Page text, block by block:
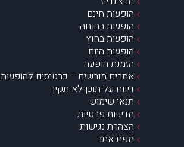
הופעות חינם
הופעות בהנחה
הופעות בחוץ
הופעות היום
הזמנת הופעה
אתרים מורשים – כרטיסים להופעות
דיווח על תוכן לא תקין
תנאי שימוש
מדיניות פרטיות
הצהרת נגישות
מפת אתר